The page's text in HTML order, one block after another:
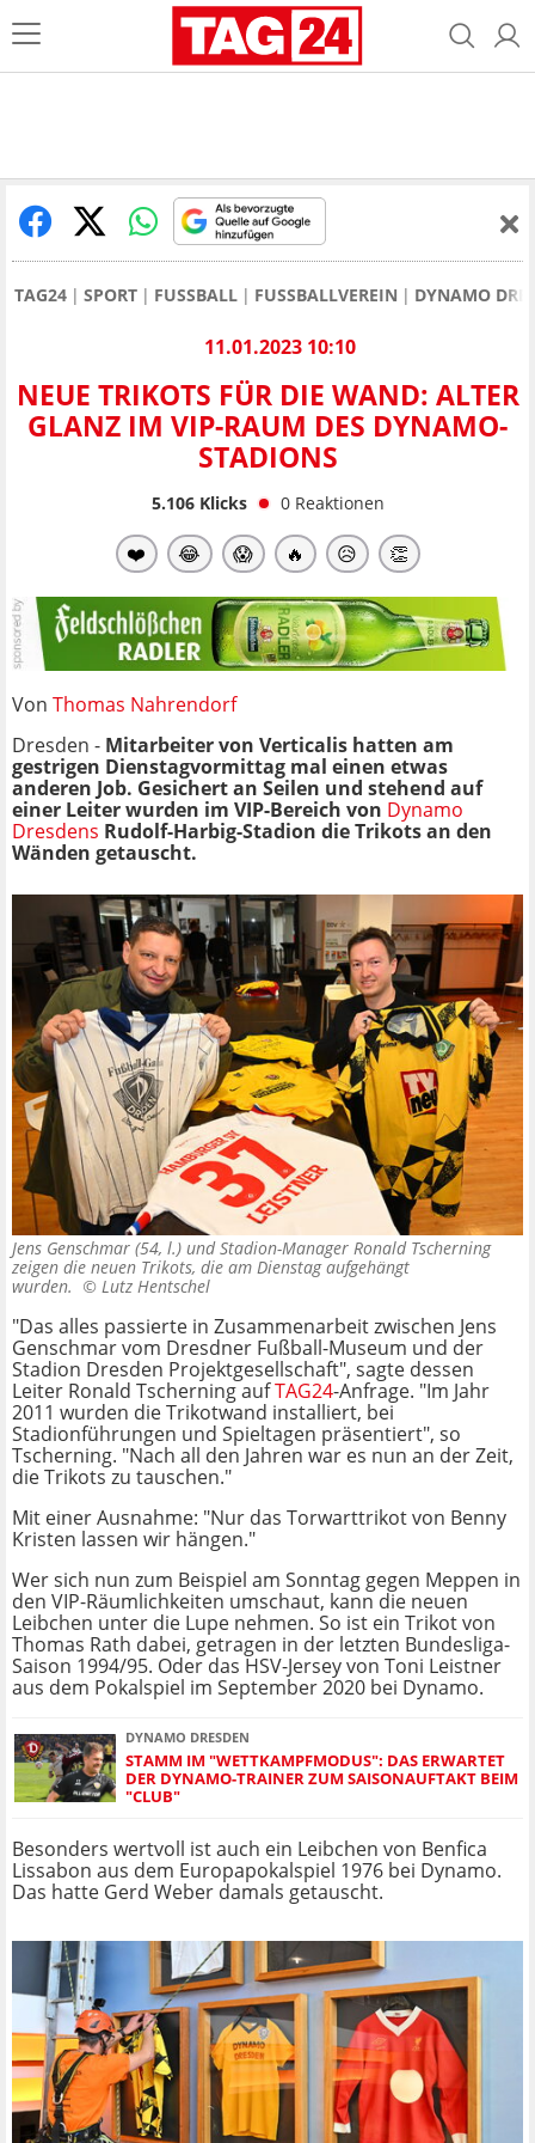
TAG24 SPORT FUSSBALL FUSSBALLVEREIN DYNAMO
11.01.2023 10:10
NEUE TRIKOTS FÜR DIE WAND: ALTER
GLANZ IM VIP-RAUM DES DYNAMO-
STADIONS
5.106Klicks 0 Reaktionen
❤️ 😂 😱 🔥 😥 👏
Von Thomas Nahrendorf
Dresden - Mitarbeiter von Verticalis hatten am
gestrigen Dienstagvormittag mal einen etwas
anderen Job. Gesichert an Seilen und stehend auf
einer Leiter wurden im VIP-Bereich von Dynamo
Dresdens Rudolf-Harbig-Stadion die Trikots an den
Wänden getauscht.
Jens Genschmar (54, l.) und Stadion-Manager Ronald Tscherning
zeigen die neuen Trikots, die am Dienstag aufgehängt
wurden. © Lutz Hentschel
"Das alles passierte in Zusammenarbeit zwischen Jens
Genschmar vom Dresdner Fußball-Museum und der
Stadion Dresden Projektgesellschaft", sagte dessen
Leiter Ronald Tscherning aufTAG24-Anfrage. "Im Jahr
2011 wurden die Trikotwand installiert, bei
Stadionführungen und Spieltagen präsentiert", so
Tscherning. "Nach all den Jahren war es nun an der Zeit,
die Trikots zu tauschen."
Mit einer Ausnahme: "Nur das Torwarttrikot von Benny
Kristen lassen wir hängen."
Wer sich nun zum Beispiel am Sonntag gegen Meppen in
den VIP-Räumlichkeiten umschaut, kann die neuen
Leibchen unter die Lupe nehmen. So ist ein Trikot von
Thomas Rath dabei, getragen in der letzten Bundesliga-
Saison 1994/95. Oder das HSV-Jersey von Toni Leistner
aus dem Pokalspiel im September 2020 bei Dynamo.
DYNAMO DRESDEN
STAMM IM "WETTKAMPFMODUS": DAS ERWARTET
DER DYNAMO-TRAINER ZUM SAISONAUFTAKT BEIM
"CLUB"
Besonders wertvoll ist auch ein Leibchen von Benfica
Lissabon aus dem Europapokalspiel 1976 bei Dynamo.
Das hatte Gerd Weber damals getauscht.